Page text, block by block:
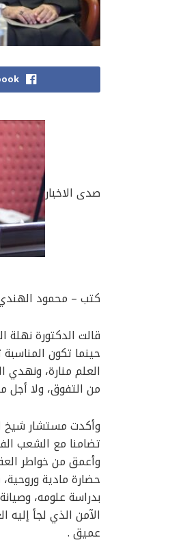
صدى الاخبار
كتب – محمود
قالت الدكتورة نهلة
حينما تكون
العلم منارة،
من التفوق، ولا أجل
وأكدت مستشار شيخ
تضامنا مع الشعب
وأعمق من خواطر
حضارة مادية
بدراسة علومه،
الآمن الذي لجأ
عميق .